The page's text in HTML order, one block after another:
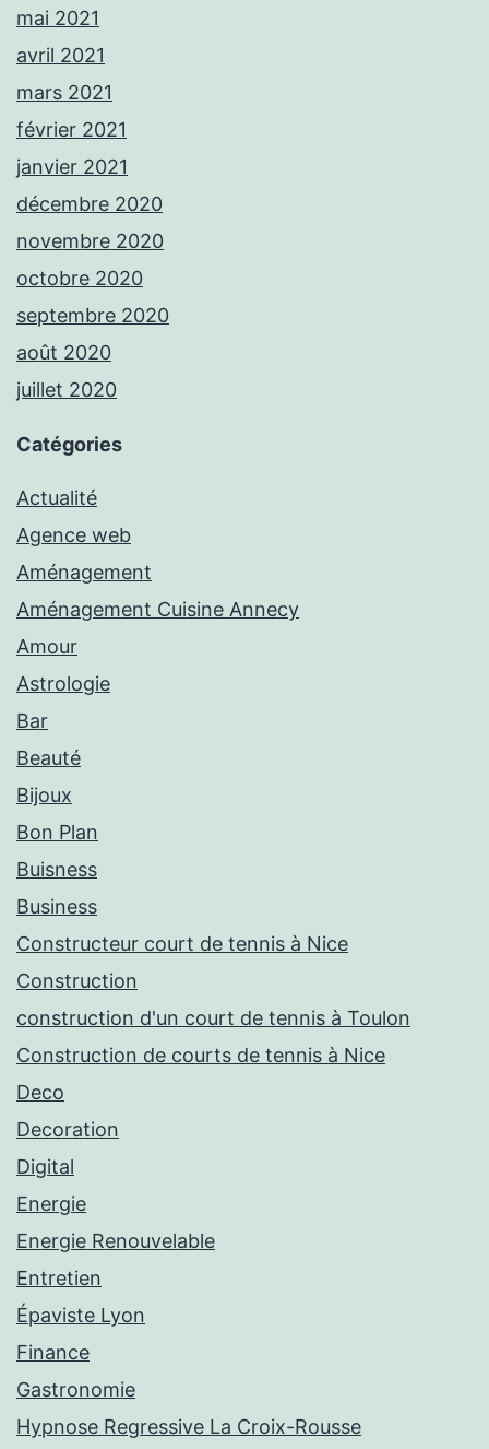
mai 2021
avril 2021
mars 2021
février 2021
janvier 2021
décembre 2020
novembre 2020
octobre 2020
septembre 2020
août 2020
juillet 2020
Catégories
Actualité
Agence web
Aménagement
Aménagement Cuisine Annecy
Amour
Astrologie
Bar
Beauté
Bijoux
Bon Plan
Buisness
Business
Constructeur court de tennis à Nice
Construction
construction d'un court de tennis à Toulon
Construction de courts de tennis à Nice
Deco
Decoration
Digital
Energie
Energie Renouvelable
Entretien
Épaviste Lyon
Finance
Gastronomie
Hypnose Regressive La Croix-Rousse